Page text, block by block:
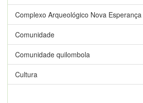
Complexo Arqueológico Nova Esperança
Comunidade
Comunidade quilombola
Cultura